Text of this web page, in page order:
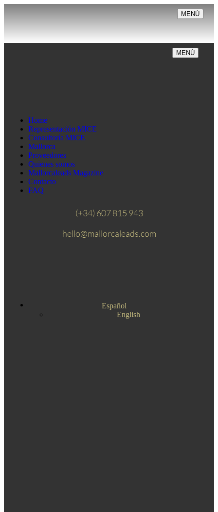
MENÚ
MENÚ
Home
Representación MICE
Consultoría MICE
Mallorca
Proveedores
Quienes somos
Mallorcaleads Magazine
Contacto
FAQ
(+34) 607 815 943
hello@mallorcaleads.com
Español
English